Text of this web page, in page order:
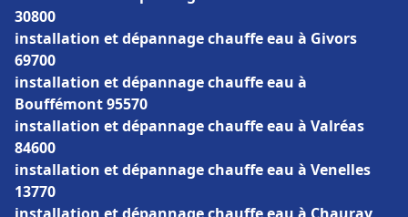
30800
installation et dépannage chauffe eau à Givors
69700
installation et dépannage chauffe eau à
Bouffémont 95570
installation et dépannage chauffe eau à Valréas
84600
installation et dépannage chauffe eau à Venelles
13770